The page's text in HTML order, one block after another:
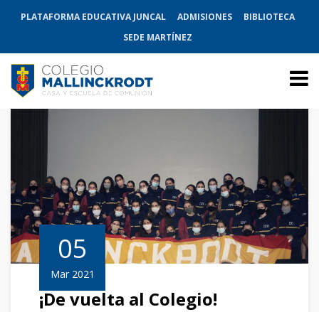
PLATAFORMA EDUCATIVA JUNCAL ADMISIONES
BIBLIOTECA
SEDE MARTÍNEZ
05
Mar 2021
¡De vuelta al Colegio!